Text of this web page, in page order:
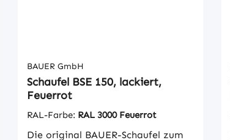
BAUER GmbH
Schaufel BSE 150, lackiert,
Feuerrot
RAL-Farbe: RAL 3000 Feuerrot
Die original BAUER-Schaufel zum